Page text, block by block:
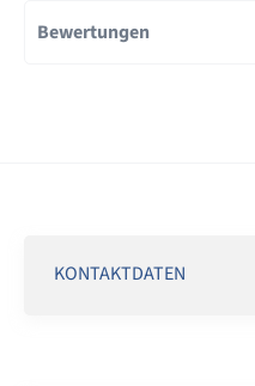
Bewertungen
KONTAKTDATEN